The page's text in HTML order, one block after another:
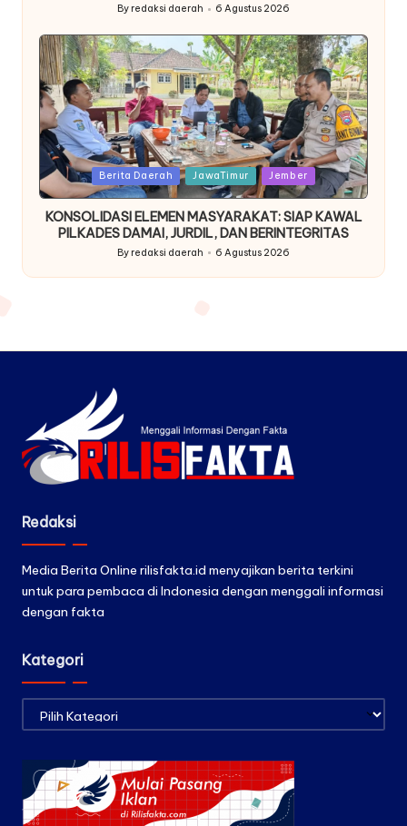
Posted
by
By redaksi daerah 6 Agustus 2026
Posted
in
Berita Daerah JawaTimur Jember
KONSOLIDASI ELEMEN MASYARAKAT: SIAP KAWAL
PILKADES DAMAI, JURDIL, DAN BERINTEGRITAS
Posted
by
By redaksi daerah 6 Agustus 2026
Redaksi
Media Berita Online rilisfakta.id menyajikan berita terkini
untuk para pembaca di Indonesia dengan menggali informasi
dengan fakta
Kategori